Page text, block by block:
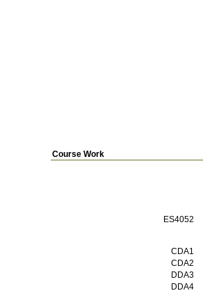
Course Work
ES4052
CDA1
CDA2
DDA3
DDA4